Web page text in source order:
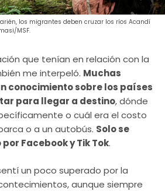
los migrantes deben cruzar los ríos Acandí
MSF.
que tenían en relación con la
me interpeló. Muchas
conocimiento sobre los países
para llegar a destino, dónde
o cuál era el costo
o a un autobús. Solo se
Facebook y Tik Tok.
un poco superado por la
aunque siempre